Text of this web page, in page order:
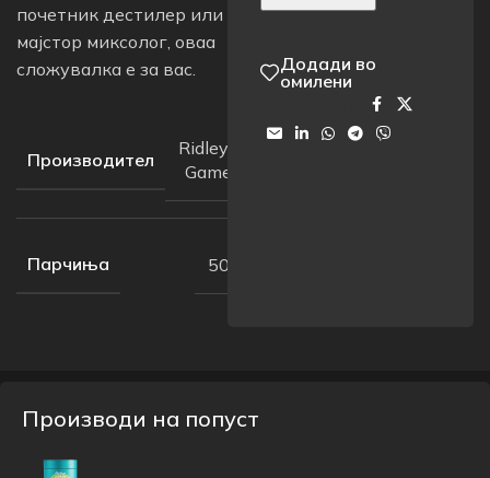
почетник дестилер или
мајстор миксолог, оваа
сложувалка е за вас.
Производител
Ridley’s
Games
Парчиња 500
Додади во
омилени
Производи на попуст